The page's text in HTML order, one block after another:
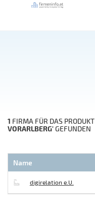
1 FIRMA FÜR DAS PRODUKT
VORARLBERG'GEFUNDEN
Name
digirelation e.U.